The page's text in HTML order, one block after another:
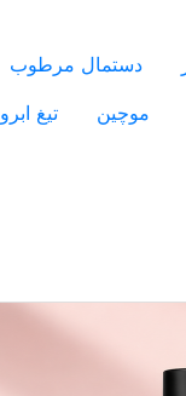
دستمال مرطوب
موچین
تیغ ابرو